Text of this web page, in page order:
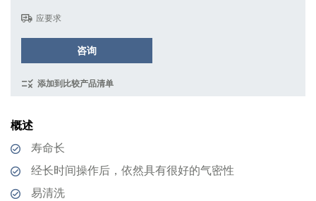
概述
寿命长
经长时间操作后，依然具有很好的气密性
易清洗
应要求
咨询
添加到比较产品清单